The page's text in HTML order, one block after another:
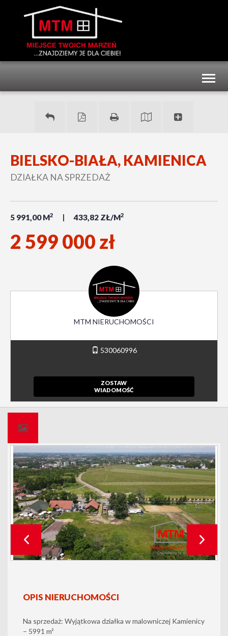
BIELSKO-BIAŁA, KAMIENICA
DZIAŁKA NA SPRZEDAŻ
5 991,00 M2 433,82 ZŁ/M2
2 599 000 zł
MTM NIERUCHOMOŚCI
530060996
ZOSTAW
WIADOMOŚĆ
OPIS NIERUCHOMOŚCI
Na sprzedaż: Wyjątkowa działka w malowniczej Kamienicy
– 5991 m²